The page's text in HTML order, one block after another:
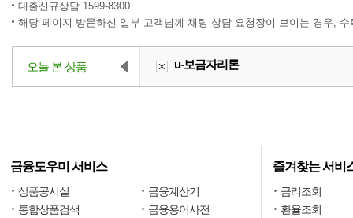
대출신규상담 1599-8300
해당 페이지 방문하신 일부 고객님께 채팅 상담 요청장이 보이는 경우,
오늘 본 상품 u-보금자리론
금융도우미 서비스
상품공시실
금융계산기
통합상품검색
금융용어사전
즐겨찾는 서비
금리조회
환율조회